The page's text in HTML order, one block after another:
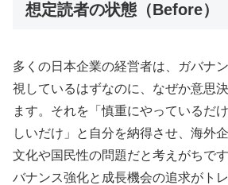
想定読者の状態（Before）
多くの日本企業の経営者は、ガバナ
視しているはずなのに、なぜか意思
ます。それを「慎重にやっているだ
しいだけ」と自分を納得させ、海外
文化や国民性の問題だと考えがちで
バナンス強化と成長機会の追求がト